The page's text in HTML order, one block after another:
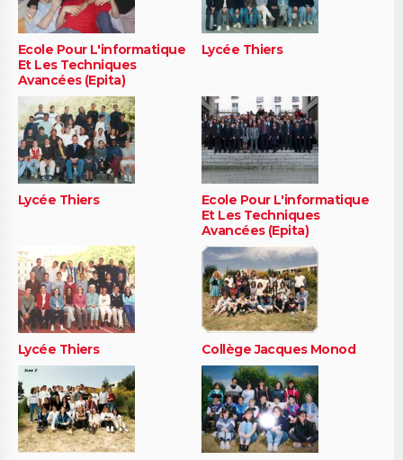
Ecole Pour L'informatique
Et Les Techniques
Avancées (Epita)
Lycée Thiers
Lycée Thiers
Ecole Pour L'informatique
Et Les Techniques
Avancées (Epita)
Lycée Thiers Collège Jacques Monod